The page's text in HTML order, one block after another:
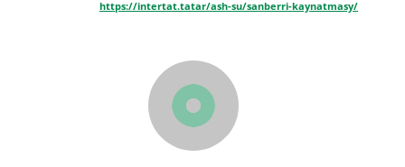
https://intertat.tatar/ash-su/sanberri-kaynatmasy/